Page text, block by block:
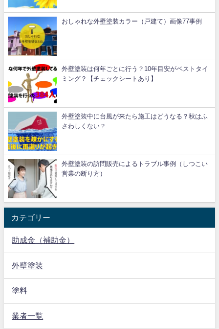
おしゃれな外壁塗装カラー（戸建て）画像77事例
外壁塗装は何年ごとに行う？10年目安がベストタイ
ミング？【チェックシートあり】
外壁塗装中に台風が来たら施工はどうなる？秋はふ
さわしくない？
外壁塗装の訪問販売によるトラブル事例（しつこい
営業の断り方）
カテゴリー
助成金（補助金）
外壁塗装
塗料
業者一覧